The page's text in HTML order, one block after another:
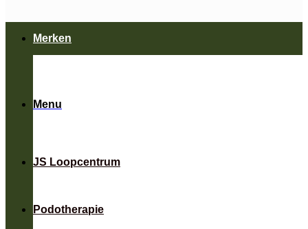
Menu
JS Loopcentrum
Podotherapie
Merken